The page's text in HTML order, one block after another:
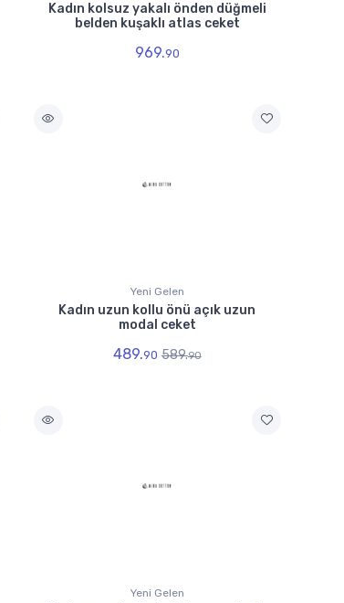
Kadın kolsuz yakalı önden düğmeli
belden kuşaklı atlas ceket
969.90
Yeni Gelen
Kadın uzun kollu önü açık uzun
modal ceket
489.90 589.90
Yeni Gelen